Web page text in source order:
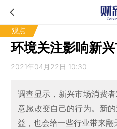
观点
环境关注影响新
2021年04月22日 10:30
调查显示，新兴市场消费
意愿改变自己的行为。新
益，也会给一些行业带来翻